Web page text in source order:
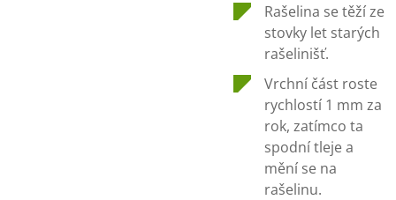
Rašelina se těží ze
stovky let starých
rašelinišť.
Vrchní část roste
rychlostí 1 mm za
rok, zatímco ta
spodní tleje a
mění se na
rašelinu.